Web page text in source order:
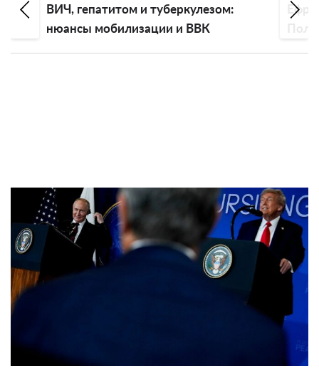
и туберкулезом:
и ВВК
Ефросинина призналась
Поляковой в любви